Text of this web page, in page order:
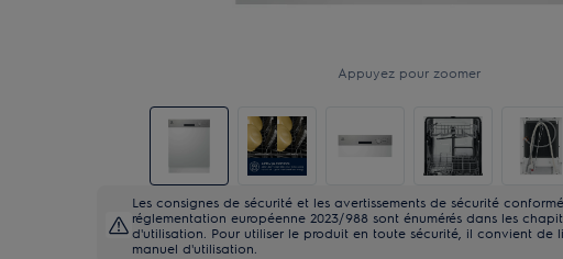
Appuyez pour zoomer
Les consignes de sécurité et les avertissements de sécurité
réglementation européenne 2023/988 sont énumérés dans les
d'utilisation. Pour utiliser le produit en toute sécurité, il convient de
manuel d'utilisation.